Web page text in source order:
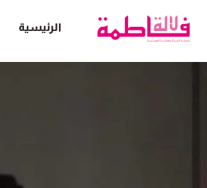
الرئيسية